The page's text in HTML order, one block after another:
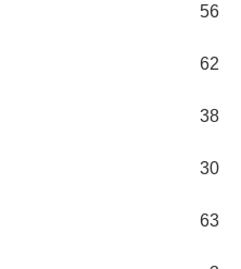
56
62
38
30
63